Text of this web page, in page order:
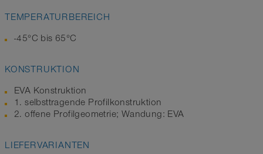
TEMPERATURBEREICH
-45°C bis 65°C
KONSTRUKTION
EVA Konstruktion
1. selbsttragende Profilkonstruktion
2. offene Profilgeometrie; Wandung: EVA
LIEFERVARIANTEN